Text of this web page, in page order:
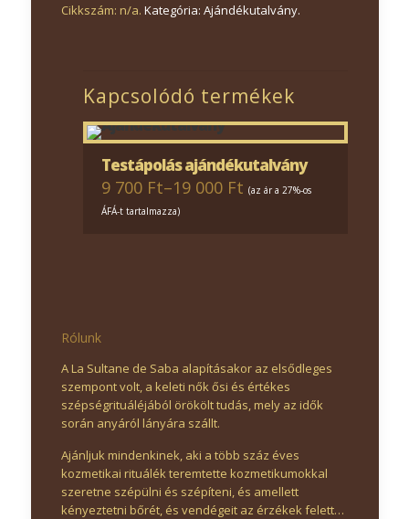
Cikkszám: n/a. Kategória: Ajándékutalvány.
Kapcsolódó termékek
Testápolás ajándékutalvány
9 700 Ft–19 000 Ft (az ár a 27%-os
ÁFÁ-t tartalmazza)
Rólunk
A La Sultane de Saba alapításakor az elsődleges
szempont volt, a keleti nők ősi és értékes
szépségrituáléjából örökölt tudás, mely az idők
során anyáról lányára szállt.
Ajánljuk mindenkinek, aki a több száz éves
kozmetikai rituálék teremtette kozmetikumokkal
szeretne szépülni és szépíteni, és amellett
kényeztetni bőrét, és vendégeit az érzékek felett…